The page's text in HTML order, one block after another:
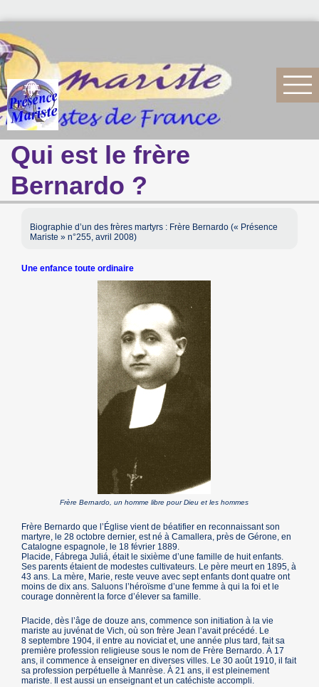
Qui est le frère
Bernardo ?
Biographie d’un des frères martyrs : Frère Bernardo (« Présence
Mariste » n°255, avril 2008)
Une enfance toute ordinaire
Frère Bernardo, un homme libre pour Dieu et les hommes
Frère Bernardo que l’Église vient de béatifier en reconnaissant son
martyre, le 28 octobre dernier, est né à Camallera, près de Gérone, en
Catalogne espagnole, le 18 février 1889.
Placide, Fábrega Juliá, était le sixième d’une famille de huit enfants.
Ses parents étaient de modestes cultivateurs. Le père meurt en 1895, à
43 ans. La mère, Marie, reste veuve avec sept enfants dont quatre ont
moins de dix ans. Saluons l’héroïsme d’une femme à qui la foi et le
courage donnèrent la force d’élever sa famille.
Placide, dès l’âge de douze ans, commence son initiation à la vie
mariste au juvénat de Vich, où son frère Jean l’avait précédé. Le
8 septembre 1904, il entre au noviciat et, une année plus tard, fait sa
première profession religieuse sous le nom de Frère Bernardo. À 17
ans, il commence à enseigner en diverses villes. Le 30 août 1910, il fait
sa profession perpétuelle à Manrèse. À 21 ans, il est pleinement
mariste. Il est aussi un enseignant et un catéchiste accompli.